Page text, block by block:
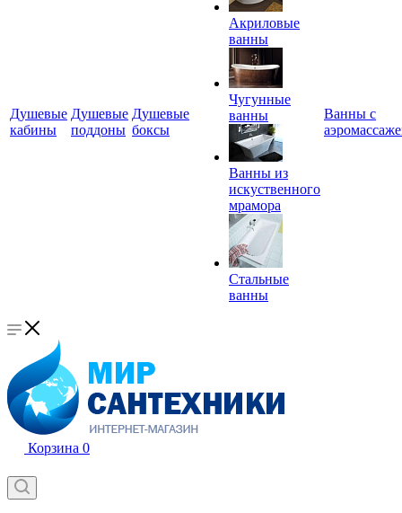
Душевые
кабины
Душевые
поддоны
Душевые
боксы
Акриловые
ванны
Чугунные
ванны
Ванны из
искуственного
мрамора
Стальные
ванны
Ванны с
Корзина 0